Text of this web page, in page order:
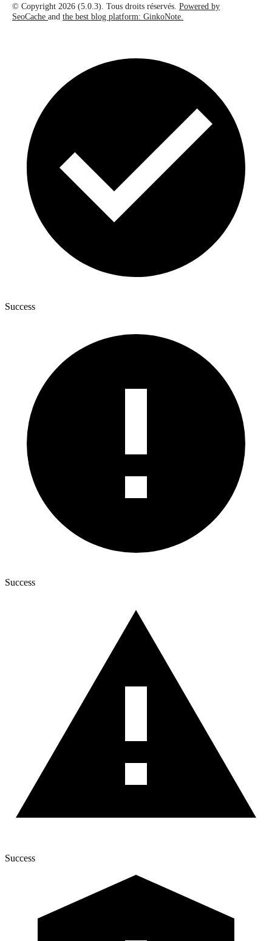
© Copyright 2026 (5.0.3). Tous droits réservés. Powered by
SeoCache and the best blog platform: GinkoNote.
Success
Success
Success